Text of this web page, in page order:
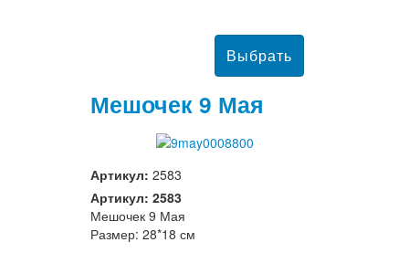
Мешочек 9 Мая
Артикул: 2583
Артикул: 2583
Мешочек 9 Мая
Размер: 28*18 см